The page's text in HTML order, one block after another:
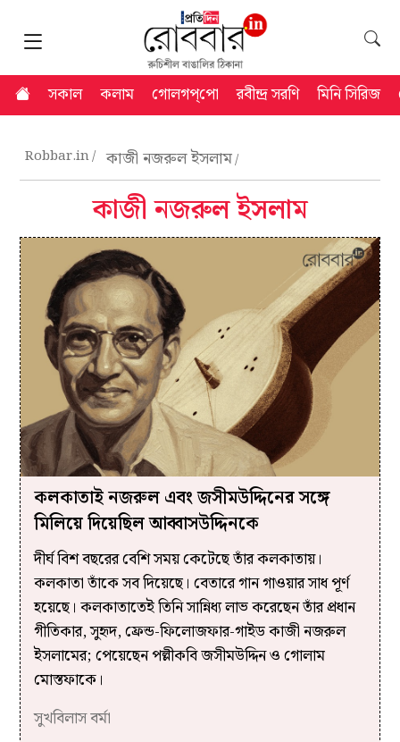
সকাল কলাম গোলগপ্‌পো রবীন্দ্র সরণি মিনি সিরিজ
Robbar.in কাজী নজরুল ইসলাম
কাজী নজরুল ইসলাম
কলকাতাই নজরুল এবং জসীমউদ্দিনের সঙ্গে
মিলিয়ে দিয়েছিল আব্বাসউদ্দিনকে
দীর্ঘ বিশ বছরের বেশি সময় কেটেছে তাঁর কলকাতায়।
কলকাতা তাঁকে সব দিয়েছে। বেতারে গান গাওয়ার সাধ পূর্ণ
হয়েছে। কলকাতাতেই তিনি সান্নিধ্য লাভ করেছেন তাঁর প্রধান
গীতিকার, সুহৃদ, ফ্রেন্ড-ফিলোজফার-গাইড কাজী নজরুল
ইসলামের; পেয়েছেন পল্লীকবি জসীমউদ্দিন ও গোলাম
মোস্তফাকে।
সুখবিলাস বর্মা